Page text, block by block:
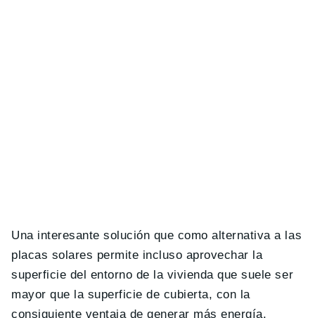
Una interesante solución que como alternativa a las
placas solares permite incluso aprovechar la
superficie del entorno de la vivienda que suele ser
mayor que la superficie de cubierta, con la
consiguiente ventaja de generar más energía.